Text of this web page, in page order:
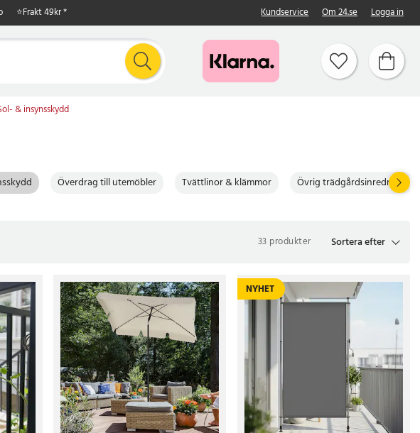
⭐Frakt 49kr * Kundservice Om 24.se Logga in
& insynsskydd
Överdrag till utemöbler Tvättlinor & klämmor Övrig trädgårdsinredning
33 produkter Sortera efter
NYHET